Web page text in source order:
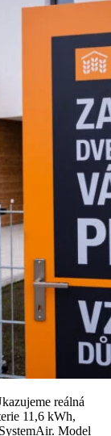
reálná
11,6 kWh,
Model